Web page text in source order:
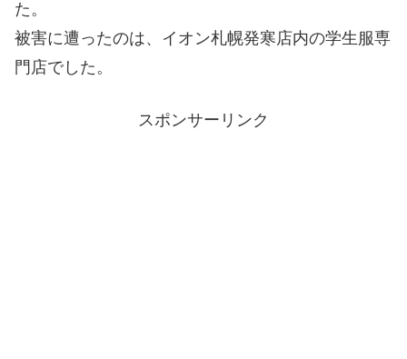
た。
被害に遭ったのは、イオン札幌発寒店内の学生服専
門店でした。
スポンサーリンク